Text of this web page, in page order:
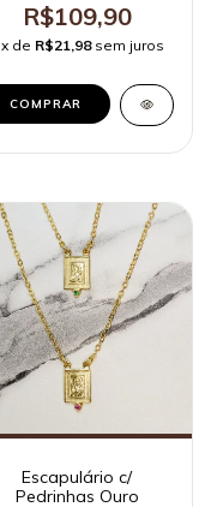
R$109,90
x de R$21,98 sem juros
Escapulário c/
Pedrinhas Ouro